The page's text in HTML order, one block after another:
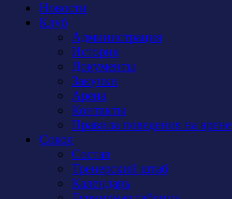
Новости
Клуб
Администрация
История
Документы
Закупки
Арена
Контакты
Правила поведения на арене
Сокол
Состав
Тренерский штаб
Календарь